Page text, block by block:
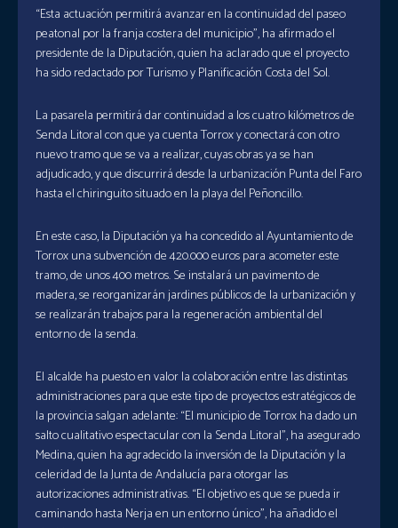
“Esta actuación permitirá avanzar en la continuidad del paseo
peatonal por la franja costera del municipio”, ha afirmado el
presidente de la Diputación, quien ha aclarado que el proyecto
ha sido redactado por Turismo y Planificación Costa del Sol.
La pasarela permitirá dar continuidad a los cuatro kilómetros de
Senda Litoral con que ya cuenta Torrox y conectará con otro
nuevo tramo que se va a realizar, cuyas obras ya se han
adjudicado, y que discurrirá desde la urbanización Punta del Faro
hasta el chiringuito situado en la playa del Peñoncillo.
En este caso, la Diputación ya ha concedido al Ayuntamiento de
Torrox una subvención de 420.000 euros para acometer este
tramo, de unos 400 metros. Se instalará un pavimento de
madera, se reorganizarán jardines públicos de la urbanización y
se realizarán trabajos para la regeneración ambiental del
entorno de la senda.
El alcalde ha puesto en valor la colaboración entre las distintas
administraciones para que este tipo de proyectos estratégicos de
la provincia salgan adelante: “El municipio de Torrox ha dado un
salto cualitativo espectacular con la Senda Litoral”, ha asegurado
Medina, quien ha agradecido la inversión de la Diputación y la
celeridad de la Junta de Andalucía para otorgar las
autorizaciones administrativas. “El objetivo es que se pueda ir
caminando hasta Nerja en un entorno único”, ha añadido el